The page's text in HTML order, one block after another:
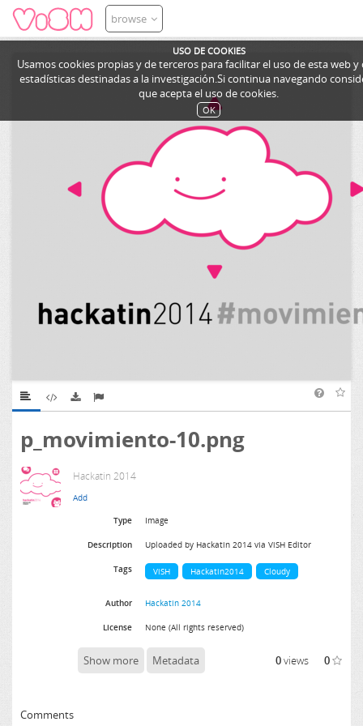
USO DE COOKIES
Usamos cookies propias y de terceros para facilitar el uso de esta web
estadísticas destinadas a la investigación.Si continua navegando
que acepta el uso de cookies.
OK
browse
p_movimiento-10.png
Hackatin 2014
Type Image
Description Uploaded by Hackatin 2014 via ViSH Editor
Tags ViSH Hackatin2014 Cloudy
Author Hackatin 2014
License None (All rights reserved)
Show more Metadata 0views 0
Comments